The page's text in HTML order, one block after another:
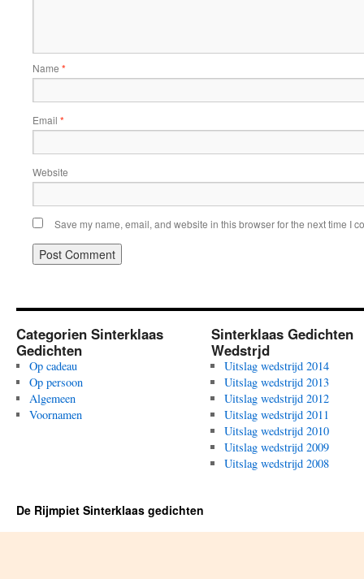
Name *
Email *
Website
Save my name, email, and website in this browser for the next time I
Categorien Sinterklaas
Gedichten
Op cadeau
Op persoon
Algemeen
Voornamen
Sinterklaas Gedichten
Wedstrjd
Uitslag wedstrijd 2014
Uitslag wedstrijd 2013
Uitslag wedstrijd 2012
Uitslag wedstrijd 2011
Uitslag wedstrijd 2010
Uitslag wedstrijd 2009
Uitslag wedstrijd 2008
De Rijmpiet Sinterklaas gedichten